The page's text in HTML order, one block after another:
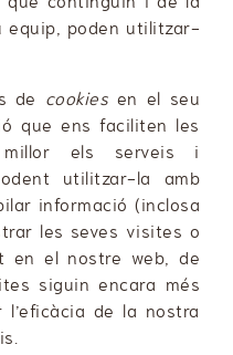
poden utilitzar-
de cookies en el seu
que ens faciliten les
els serveis i
utilitzar-la amb
informació (inclosa
les seves visites o
en el nostre web, de
siguin encara més
de la nostra